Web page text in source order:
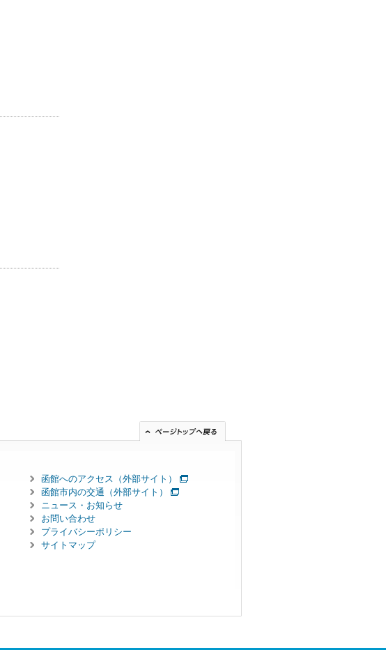
函館へのアクセス（外部サイト）
函館市内の交通（外部サイト）
ニュース・お知らせ
お問い合わせ
プライバシーポリシー
サイトマップ